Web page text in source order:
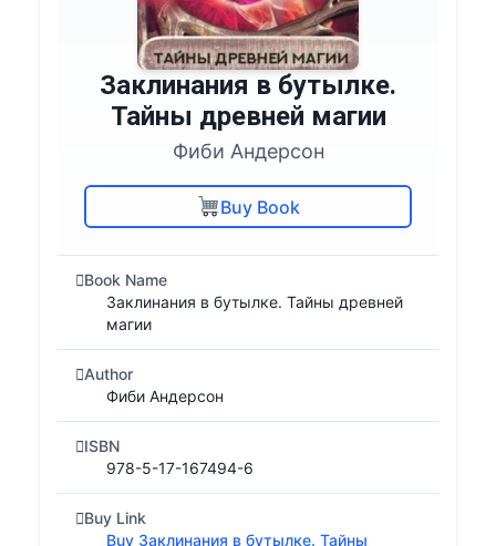
Заклинания в бутылке.
Тайны древней магии
Фиби Андерсон
Buy Book
Book Name
Заклинания в бутылке. Тайны древней
магии
Author
Фиби Андерсон
ISBN
978-5-17-167494-6
Buy Link
Buy Заклинания в бутылке. Тайны